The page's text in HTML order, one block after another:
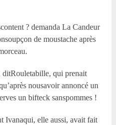
? demanda La Candeur
de moustache après
qui prenait
nousavoir annoncé un
un bifteck sanspommes !
Ivanaqui, elle aussi, avait fait